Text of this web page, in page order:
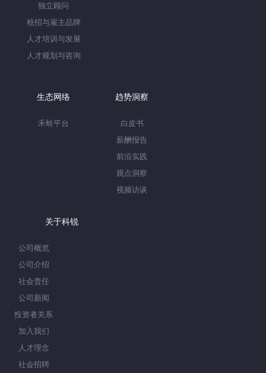
独立顾问
校招与雇主品牌
人才培训与发展
人才规划与咨询
生态网络
禾蛙平台
趋势洞察
白皮书
薪酬报告
前沿实践
观点洞察
视频访谈
关于科锐
公司概览
公司介绍
社会责任
公司新闻
投资者关系
加入我们
人才理念
社会招聘